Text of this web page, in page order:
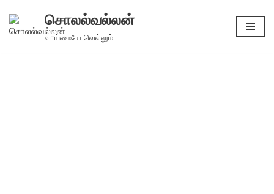
Skip
சொலல்வல்லன்
வாய்மையே வெல்லும்